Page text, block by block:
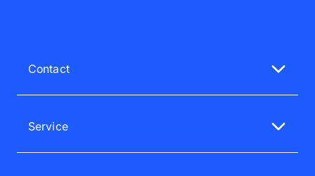
Contact
Neem contact op met onze klantenservice
015 57 00 73
service@pixum.com
Service
Service & FAQ